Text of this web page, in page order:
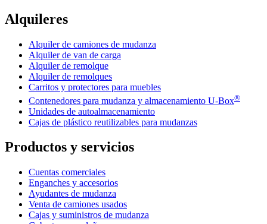
Alquileres
Alquiler de camiones de mudanza
Alquiler de van de carga
Alquiler de remolque
Alquiler de remolques
Carritos y protectores para muebles
Contenedores para mudanza y almacenamiento U-Box®
Unidades de autoalmacenamiento
Cajas de plástico reutilizables para mudanzas
Productos y servicios
Cuentas comerciales
Enganches y accesorios
Ayudantes de mudanza
Venta de camiones usados
Cajas y suministros de mudanza